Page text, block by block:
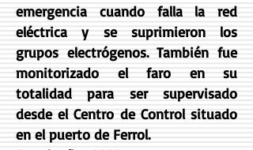
emergencia cuando falla la red
eléctrica y se suprimieron los
grupos electrógenos. También fue
monitorizado el faro en su
totalidad para ser supervisado
desde el Centro de Control situado
en el puerto de Ferrol.